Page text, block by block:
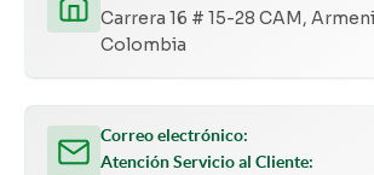
Carrera 16 # 15-28 CAM,
Colombia
Correo electrónico:
Atención Servicio al Cliente: